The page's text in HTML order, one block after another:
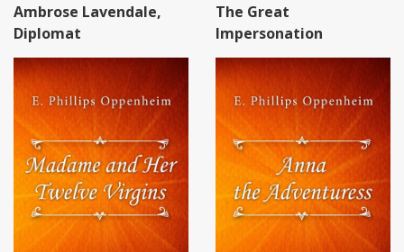
Ambrose Lavendale,
Diplomat
The Great
Impersonation